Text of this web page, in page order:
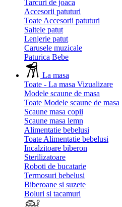
Tarcuri de joaca
Accesorii patuturi
Toate Accesorii patuturi
Saltele patut
Lenjerie patut
Carusele muzicale
Paturica Bebe
La masa
Toate - La masa Vizualizare
Modele scaune de masa
Toate Modele scaune de masa
Scaune masa copii
Scaune masa lemn
Alimentatie bebelusi
Toate Alimentatie bebelusi
Incalzitoare biberon
Sterilizatoare
Roboti de bucatarie
Termosuri bebelusi
Biberoane si suzete
Boluri si tacamuri